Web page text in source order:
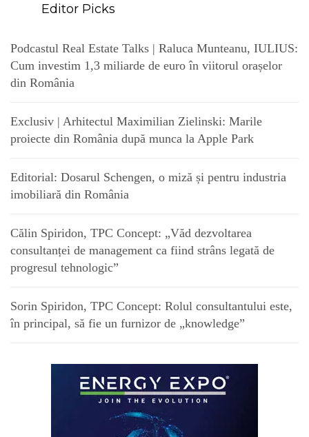
Editor Picks
Podcastul Real Estate Talks | Raluca Munteanu, IULIUS:
Cum investim 1,3 miliarde de euro în viitorul orașelor
din România
Exclusiv | Arhitectul Maximilian Zielinski: Marile
proiecte din România după munca la Apple Park
Editorial: Dosarul Schengen, o miză și pentru industria
imobiliară din România
Călin Spiridon, TPC Concept: „Văd dezvoltarea
consultanței de management ca fiind strâns legată de
progresul tehnologic”
Sorin Spiridon, TPC Concept: Rolul consultantului este,
în principal, să fie un furnizor de „knowledge”